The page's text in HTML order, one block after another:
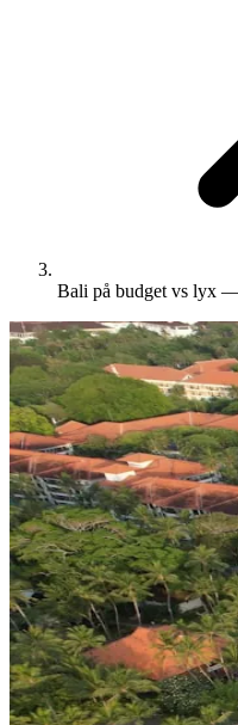
Bali på budget vs lyx